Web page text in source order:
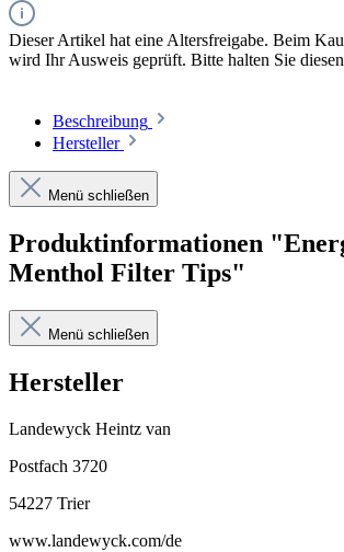
Dieser Artikel hat eine Altersfreigabe. Beim
wird Ihr Ausweis geprüft. Bitte halten Sie
Beschreibung
Hersteller
Menü schließen
Produktinformationen
Menthol Filter Tips"
Menü schließen
Hersteller
Landewyck Heintz van
Postfach 3720
54227 Trier
www.landewyck.com/de